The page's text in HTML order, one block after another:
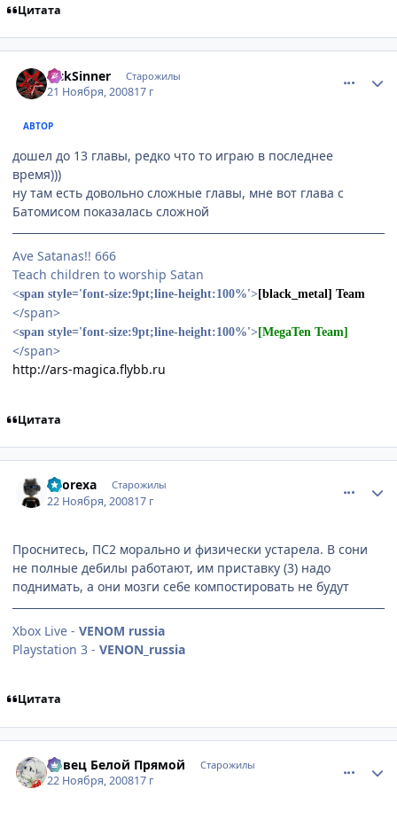
Цитата
SickSinner Старожилы
21 Ноября, 200817 г
АВТОР
дошел до 13 главы, редко что то играю в последнее
время)))
ну там есть довольно сложные главы, мне вот глава с
Батомисом показалась сложной
Ave Satanas!! 666
Teach children to worship Satan
<span style='font-size:9pt;line-height:100%'>[black_metal] Team
</span>
<span style='font-size:9pt;line-height:100%'>[MegaTen Team]
</span>
http://ars-magica.flybb.ru
Цитата
1gorexa Старожилы
22 Ноября, 200817 г
Проснитесь, ПС2 морально и физически устарела. В сони
не полные дебилы работают, им приставку (3) надо
поднимать, а они мозги себе компостировать не будут
Xbox Live - VENOM russia
Playstation 3 - VENON_russia
Цитата
Певец Белой Прямой Старожилы
22 Ноября, 200817 г